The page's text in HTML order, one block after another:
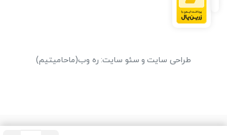
طراحی سایت و سئو سایت: ره وب(ماحامیتیم)